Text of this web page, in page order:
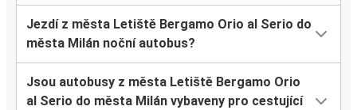
Jezdí z města Letiště Bergamo Orio al Serio do
města Milán noční autobus?
Jsou autobusy z města Letiště Bergamo Orio
al Serio do města Milán vybaveny pro cestující